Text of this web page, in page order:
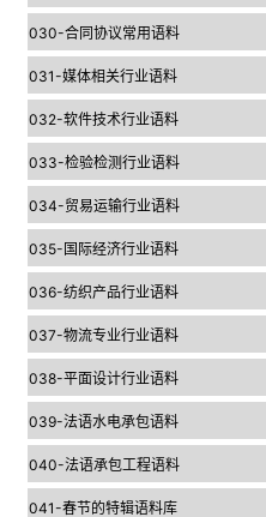
030-合同协议常用语料
031-媒体相关行业语料
032-软件技术行业语料
033-检验检测行业语料
034-贸易运输行业语料
035-国际经济行业语料
036-纺织产品行业语料
037-物流专业行业语料
038-平面设计行业语料
039-法语水电承包语料
040-法语承包工程语料
041-春节的特辑语料库